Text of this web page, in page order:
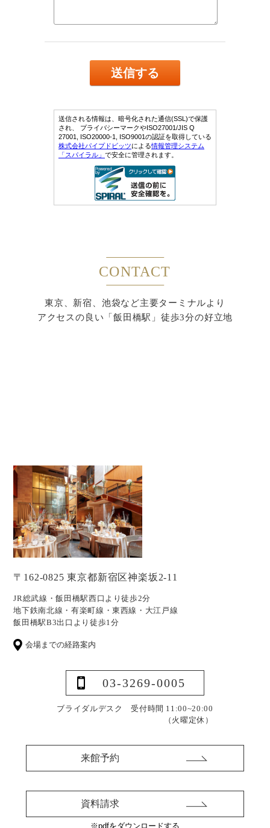
CONTACT
東京、新宿、池袋など主要ターミナルより
アクセスの良い「飯田橋駅」徒歩3分の好立地
〒162-0825 東京都新宿区神楽坂2-11
JR総武線・飯田橋駅西口より徒歩2分
地下鉄南北線・有楽町線・東西線・大江戸線
飯田橋駅B3出口より徒歩1分
会場までの経路案内
03-3269-0005
ブライダルデスク 受付時間 11:00~20:00
（火曜定休）
来館予約
資料請求
※pdfをダウンロードする